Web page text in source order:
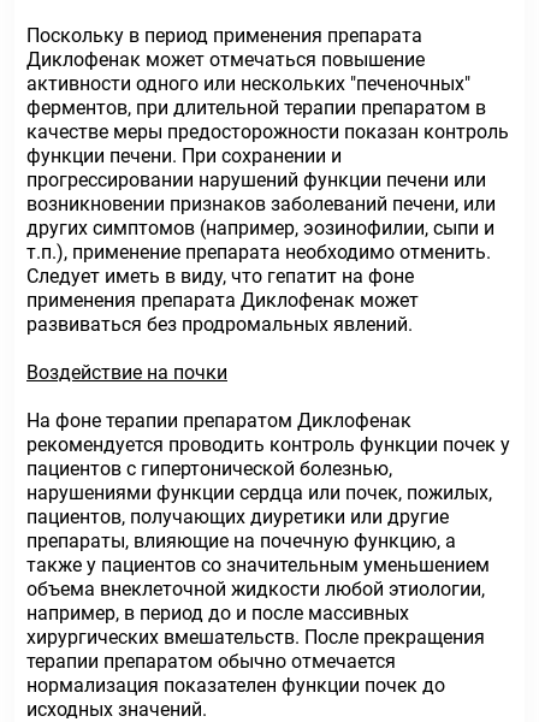
Поскольку в период применения препарата
Диклофенак может отмечаться повышение
активности одного или нескольких "печеночных"
ферментов, при длительной терапии препаратом в
качестве меры предосторожности показан контроль
функции печени. При сохранении и
прогрессировании нарушений функции печени или
возникновении признаков заболеваний печени, или
других симптомов (например, эозинофилии, сыпи и
т.п.), применение препарата необходимо отменить.
Следует иметь в виду, что гепатит на фоне
применения препарата Диклофенак может
развиваться без продромальных явлений.
Воздействие на почки
На фоне терапии препаратом Диклофенак
рекомендуется проводить контроль функции почек у
пациентов с гипертонической болезнью,
нарушениями функции сердца или почек, пожилых,
пациентов, получающих диуретики или другие
препараты, влияющие на почечную функцию, а
также у пациентов со значительным уменьшением
объема внеклеточной жидкости любой этиологии,
например, в период до и после массивных
хирургических вмешательств. После прекращения
терапии препаратом обычно отмечается
нормализация показателен функции почек до
исходных значений.